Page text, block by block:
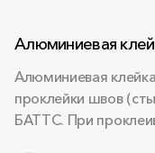
Алюминиевая
Алюминиевая
проклейки швов
БАТТС. При